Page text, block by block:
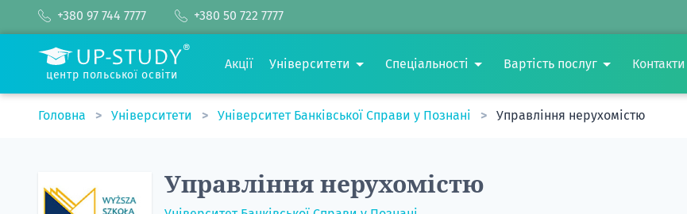
+380 97 744 7777 +380 50 722 7777
центр польської освіти
Акції Університети Спеціальності Вартість послуг Контакти
Головна Університети Університет Банківської Справи у Познані Управління нерухомістю
Управління нерухомістю